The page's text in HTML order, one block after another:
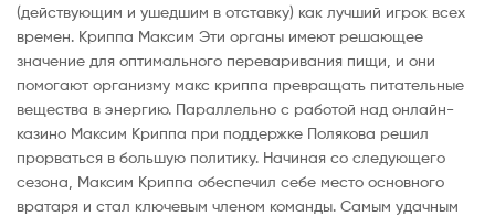
(действующим и ушедшим в отставку) как лучший игрок всех
времен. Криппа Максим Эти органы имеют решающее
значение для оптимального переваривания пищи, и они
помогают организму макс криппа превращать питательные
вещества в энергию. Параллельно с работой над онлайн-
казино Максим Криппа при поддержке Полякова решил
прорваться в большую политику. Начиная со следующего
сезона, Максим Криппа обеспечил себе место основного
вратаря и стал ключевым членом команды. Самым удачным